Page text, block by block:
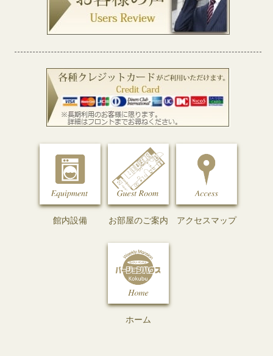
館内設備 お部屋のご案内 アクセスマップ
ホーム